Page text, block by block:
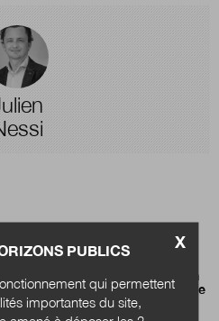
choix pour demain ?
la Fontaine d’Ouche à Dijon
à énergie positive de France
X
PUBLICS
qui permettent
importantes du site,